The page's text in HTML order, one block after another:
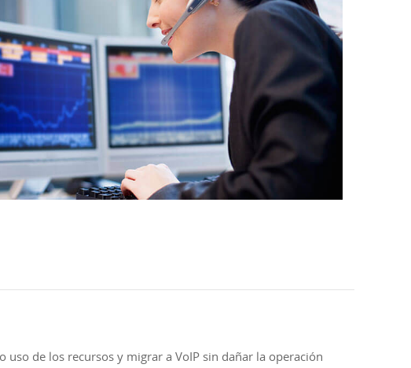
uso de los recursos y migrar a VoIP sin dañar la operación